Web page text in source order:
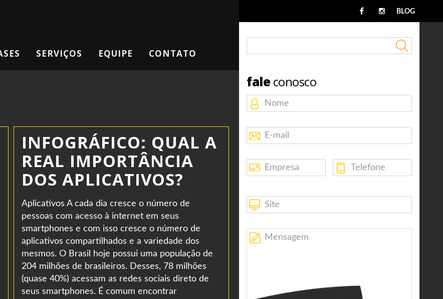
BLOG
SERVIÇOS EQUIPE CONTATO
fale conosco
INFOGRÁFICO: QUAL A
REAL IMPORTÂNCIA
DOS APLICATIVOS?
Aplicativos A cada dia cresce o número de
pessoas com acesso à internet em seus
smartphones e com isso cresce o número de
aplicativos compartilhados e a variedade dos
mesmos. O Brasil hoje possui uma população de
204 milhões de brasileiros. Desses, 78 milhões
(quase 40%) acessam as redes sociais direto de
seus smartphones. É comum encontrar